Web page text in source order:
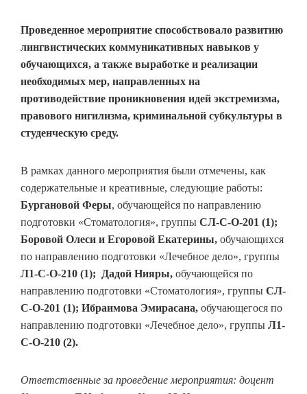
Проведенное мероприятие способствовало развитию
лингвистических коммуникативных навыков у
обучающихся, а также выработке и реализации
необходимых мер, направленных на
противодействие проникновения идей экстремизма,
правового нигилизма, криминальной субкультуры в
студенческую среду.
В рамках данного мероприятия были отмечены, как
содержательные и креативные, следующие работы:
Бургановой Феры, обучающейся по направлению
подготовки «Стоматология», группы СЛ-С-О-201 (1);
Боровой Олеси и Егоровой Екатерины, обучающихся
по направлению подготовки «Лечебное дело», группы
Л1-С-О-210 (1);
Дадой Нияры, обучающейся по
направлению подготовки «Стоматология», группы СЛ-
С-О-201 (1); Ибраимова Эмирасана, обучающегося по
направлению подготовки «Лечебное дело», группы Л1-
С-О-210 (2).
Ответственные за проведение мероприятия: доцент